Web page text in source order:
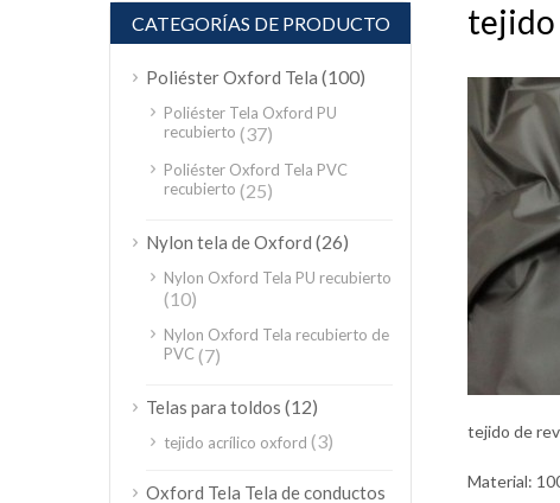
tejido
tejido de
Material:
CATEGORÍAS DE PRODUCTO
Poliéster Oxford Tela (100)
Poliéster Tela Oxford PU
recubierto (37)
Poliéster Oxford Tela PVC
recubierto (25)
Nylon tela de Oxford (26)
Nylon Oxford Tela PU recubierto
(10)
Nylon Oxford Tela recubierto de
PVC(7)
Telas para toldos (12)
tejido acrílico oxford (3)
Oxford Tela Tela de conductos